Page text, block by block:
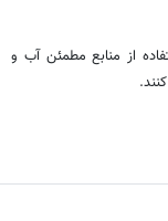
از منابع مطمئن آب و